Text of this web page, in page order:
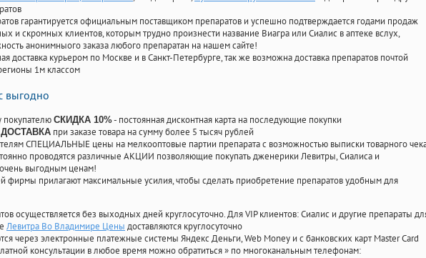
гарантируется официальным поставщиком препаратов и успешно подтверждается годами продаж
и скромных клиентов, которым трудно произнести название Виагра или Сиалис в аптеке вслух,
анонимныого заказа любого препаратан на нашем сайте!
доставка курьером по Москве и в Санкт-Петербурге, так же возможна доставка препаратов почтой
1м классом
выгодно
покупателю СКИДКА 10%- постоянная дисконтная карта на последующие покупки
при заказе товара на сумму более 5 тысяч рублей
СПЕЦИАЛЬНЫЕ цены на мелкооптовые партии препарата с возможностью выписки товарного
проводятся различные АКЦИИ позволяющие покупать дженерики Левитры, Сиалиса и
выгодным ценам!
фирмы прилагают максимальные усилия, чтобы сделать приобретение препаратов удобным для
осуществляется без выходных дней круглосуточно. Для VIP клиентов: Сиалис и другие препараты
Левитра Во Владимире Цены доставляются круглосуточно
через электронные платежные системы Яндекс Деньги, Web Money и с банковских карт Master Card
консультации в любое время можно обратиться» по многоканальным телефонам: